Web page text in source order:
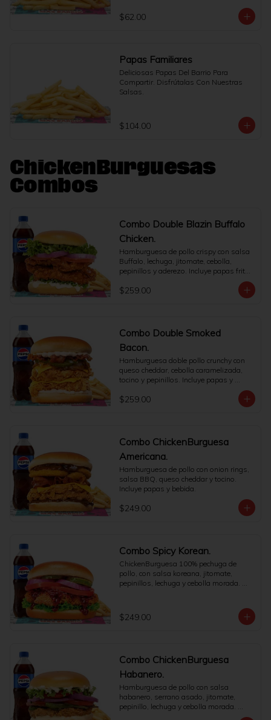
$62.00
Papas Familiares
Deliciosas Papas Del Barrio Para
Compartir. Disfrútalas Con Nuestras
Salsas.
$104.00
ChickenBurguesas
Combos
Combo Double Blazin Buffalo
Chicken.
Hamburguesa de pollo crispy con salsa
Buffalo, lechuga, jitomate, cebolla,
pepinillos y aderezo. Incluye papas fritas
$259.00
Combo Double Smoked
Bacon.
Hamburguesa doble pollo crunchy con
queso cheddar, cebolla caramelizada,
tocino y pepinillos. Incluye papas y
$259.00
Combo ChickenBurguesa
Americana.
Hamburguesa de pollo con onion rings,
salsa BBQ, queso cheddar y tocino.
Incluye papas y bebida.
$249.00
Combo Spicy Korean.
ChickenBurguesa 100% pechuga de
pollo, con salsa koreana, jitomate,
pepinillos, lechuga y cebolla morada.
$249.00
Combo ChickenBurguesa
Habanero.
Hamburguesa de pollo con salsa
habanero, serrano asado, jitomate,
pepinillo, lechuga y cebolla morada.